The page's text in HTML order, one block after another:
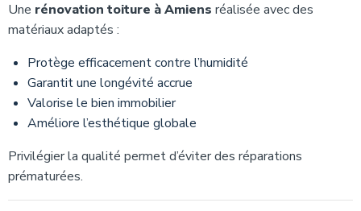
Une rénovation toiture à Amiens réalisée avec des
matériaux adaptés :
Protège efficacement contre l’humidité
Garantit une longévité accrue
Valorise le bien immobilier
Améliore l’esthétique globale
Privilégier la qualité permet d’éviter des réparations
prématurées.